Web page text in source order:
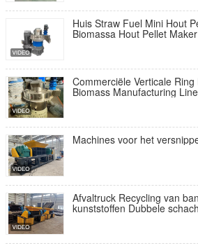
Huis Straw Fuel Mini Hout
Biomassa Hout Pellet
Commerciële Verticale
Biomass Manufacturing
Machines voor het
Afvaltruck Recycling van
kunststoffen Dubbele